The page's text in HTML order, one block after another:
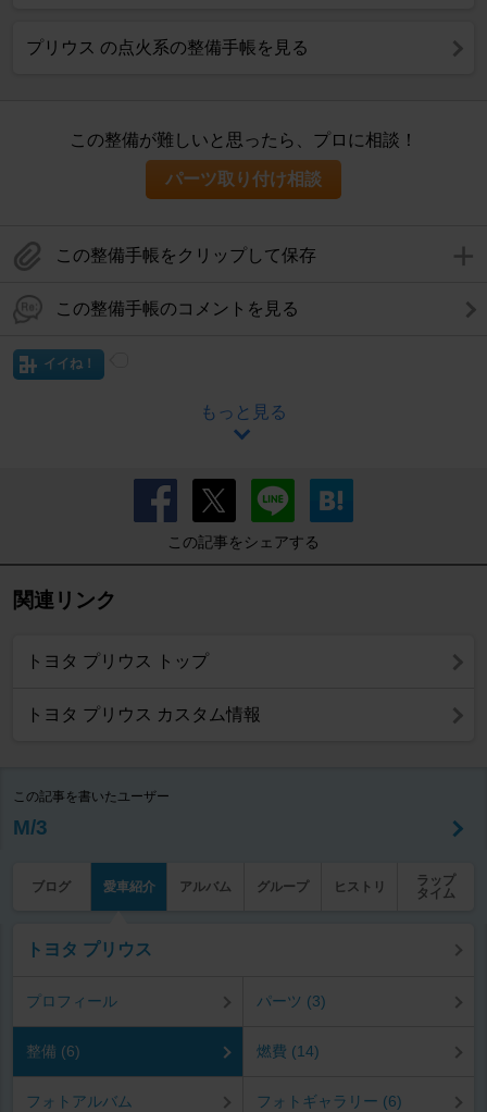
プリウス の点火系の整備手帳を見る
この整備が難しいと思ったら、プロに相談！
パーツ取り付け相談
この整備手帳をクリップして保存
この整備手帳のコメントを見る
イイね！
もっと見る
この記事をシェアする
関連リンク
トヨタ プリウス トップ
トヨタ プリウス カスタム情報
この記事を書いたユーザー
M/3
ブログ 愛車紹介 アルバム グループ ヒストリ
ラップ
タイム
トヨタ プリウス
プロフィール パーツ (3)
整備 (6) 燃費 (14)
フォトアルバム フォトギャラリー (6)